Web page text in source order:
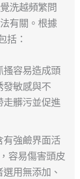
洗越頻繁問
有關。根據
括：
搔容易造成頭
發敏感與不
走髒污並促進
有強鹼界面活
容易傷害頭皮
用無添加、